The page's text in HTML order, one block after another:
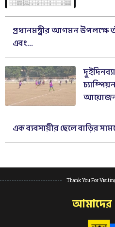
প্রধানমন্ত্রীর আগমন উপলক্ষে
এবং...
আয়োজন
এক ব্যবসায়ীর ছেলে বাড়ির
Thank You For
আমাদের